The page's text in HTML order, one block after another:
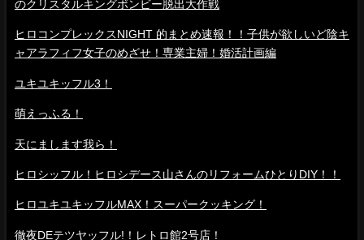
のクリスタルキングボンビー脱出大作戦
ヒロコンプレックスNIGHT 的まとめ速報！！子供が欲しいど陰キ
ャアラフィフ女子のめざせ！専業主婦！婚活計画編
ユキユキッフル3！
萌えっふる！
天にまします我ら！
ヒロシッフル！ヒロシデース山さんのリフォームひとりDIY！！
ヒロユキユキッフルMAX！スーパークッキング！
徹夜DEテツヤッフル!！レトロ館2号店！